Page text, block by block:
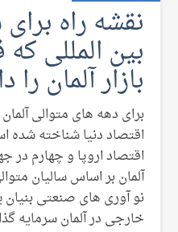
نقشه راه
بین المللی
بازار آلمان را
برای دهه های متوالی
اقتصاد دنیا شناخته
اقتصاد اروپا و چهارم
آلمان بر اساس سالیان
نو آوری های صنعتی
خارجی در آلمان سرمایه